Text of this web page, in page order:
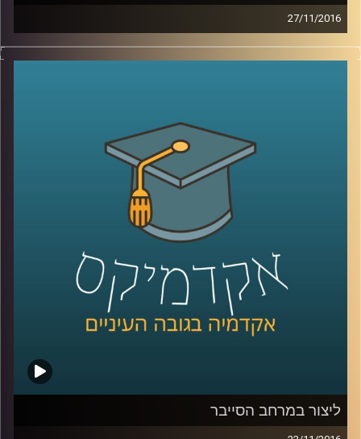
27/11/2016
המושג גישור מוכר בעיקר מעולם המשפט, וזה
ופעילות בשטח הציגו שיטות מתקדמות לפתרון
סכסוכים שנבעו מתהליך הגישור: בניית
הסכמות, שיתוף פעולה ועוד. עמרי גפן הקים
את עסק הגישור שלו כשהבין שהוא מעוניין ליצור
חברה קשובה יותר, מבינה יותר, וזה לא משנה
באיזה מרחב: עסקי, אישי, חינוכי
קרדיט תמונות:AudioVersity
ליצור במרחב הסייבר